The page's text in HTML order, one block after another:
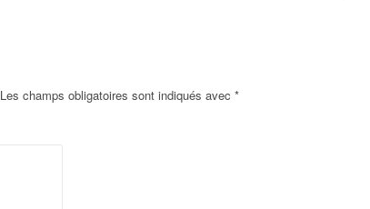
Les champs obligatoires sont indiqués avec *